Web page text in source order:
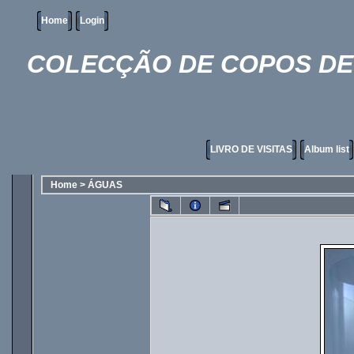
Home Login
COLECÇÃO DE COPOS
LIVRO DE VISITAS Album list
Home > ÁGUAS